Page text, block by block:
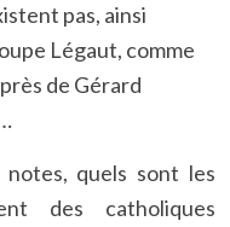
pas, ainsi
Légaut, comme
de Gérard
quels sont les
des catholiques